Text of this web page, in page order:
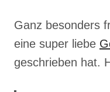
Ganz besonders
eine super liebe
geschrieben hat.